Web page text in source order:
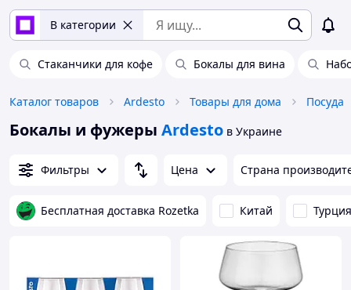
В категории
Стаканчики для кофе Бокалы для вина
Каталог товаров Ardesto Товары для дома Посуда
Бокалы и фужеры Ardesto в Украине
Фильтры Цена Страна
Бесплатная доставка Rozetka Китай Турция